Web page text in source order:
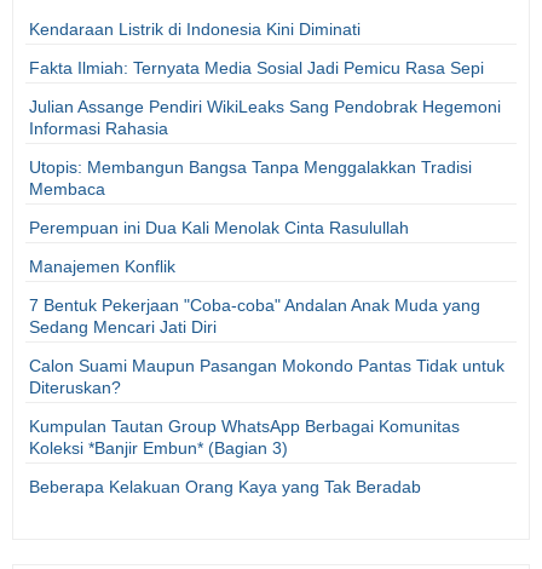
Kendaraan Listrik di Indonesia Kini Diminati
Fakta Ilmiah: Ternyata Media Sosial Jadi Pemicu Rasa Sepi
Julian Assange Pendiri WikiLeaks Sang Pendobrak Hegemoni
Informasi Rahasia
Utopis: Membangun Bangsa Tanpa Menggalakkan Tradisi
Membaca
Perempuan ini Dua Kali Menolak Cinta Rasulullah
Manajemen Konflik
7 Bentuk Pekerjaan "Coba-coba" Andalan Anak Muda yang
Sedang Mencari Jati Diri
Calon Suami Maupun Pasangan Mokondo Pantas Tidak untuk
Diteruskan?
Kumpulan Tautan Group WhatsApp Berbagai Komunitas
Koleksi *Banjir Embun* (Bagian 3)
Beberapa Kelakuan Orang Kaya yang Tak Beradab